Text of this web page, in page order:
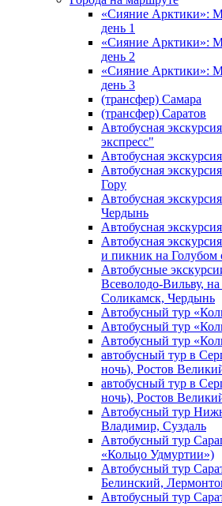
«Сияние Арктики»:
день 1
«Сияние Арктики»:
день 2
«Сияние Арктики»:
день 3
(трансфер) Самара
(трансфер) Саратов
Автобусная
экспресс"
Автобусная
Автобусная
Гору
Автобусная
Чердынь
Автобусная
Автобусная
и пикник на Голубом
Автобусные
Всеволодо-Вильву,
Соликамск, Чердынь
Автобусный тур
Автобусный тур
Автобусный тур
автобусный тур в
ночь), Ростов
автобусный тур в
ночь), Ростов
Автобусный тур
Владимир, Суздаль
Автобусный тур
«Кольцо Удмуртии»)
Автобусный тур
Белинский,
Автобусный тур